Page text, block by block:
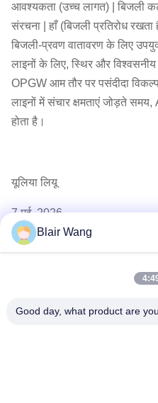
आवश्यकता (उच्च लागत) | बिजली
संरचना | हाँ (बिजली प्रतिरोध
बिजली-प्रवण वातावरण के लिए
लाइनों के लिए, स्थिर और
OPGW आम तौर पर पसंदीदा
लाइनों में संचार क्षमताएं जोड़ते
होता है।
यूलिया लियू
7 मई, 2026
Blair Wang
Good day, what product are